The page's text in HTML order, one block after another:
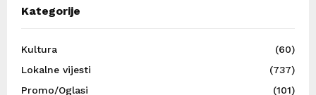
Kategorije
Kultura
(60)
Lokalne vijesti
(737)
Promo/Oglasi
(101)